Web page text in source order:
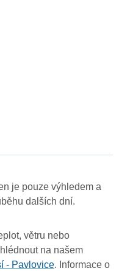
je pouze výhledem a
dalších dní.
větru nebo
na našem
- Pavlovice. Informace o